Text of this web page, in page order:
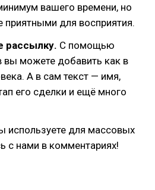
вашего времени, но
приятными для восприятия.
рассылку. С помощью
вы можете добавить как в
А в сам текст — имя,
его сделки и ещё много
используете для массовых
с нами в комментариях!